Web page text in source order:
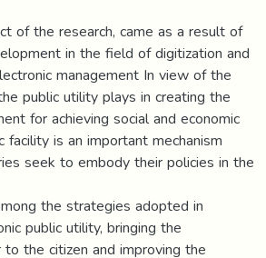
of the research, came as a result of
in the field of digitization and
management In view of the
public utility plays in creating the
for achieving social and economic
is an important mechanism
seek to embody their policies in the
the strategies adopted in
public utility, bringing the
the citizen and improving the